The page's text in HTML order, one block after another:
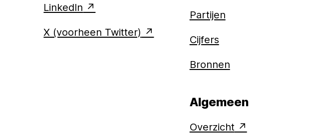
LinkedIn
X (voorheen Twitter)
Partijen
Cijfers
Bronnen
Algemeen
Overzicht